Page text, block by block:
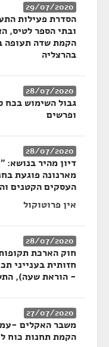
29/07/2020
הסדרת פעילות
ובתי הספר לטיס,
הקמת שדה תעופה
בהרצליה
28/07/2020
גבול השימוש בכח
ופרשים
28/07/2020
דיון מהיר בנושא:
מארנונה פוגעת
העסקים הקטנים
אין פרוטוקול
28/07/2020
חוק הארכת
חזותית בענייני
- הוראת שעה),
27/07/2020
משבר האקלים -
הקמת תחנות כוח